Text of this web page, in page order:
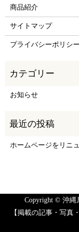
商品紹介
サイトマップ
プライバシーポリシー
お知らせ
ホームページをリニ
Copyright © 沖縄
【掲載の記事・写真